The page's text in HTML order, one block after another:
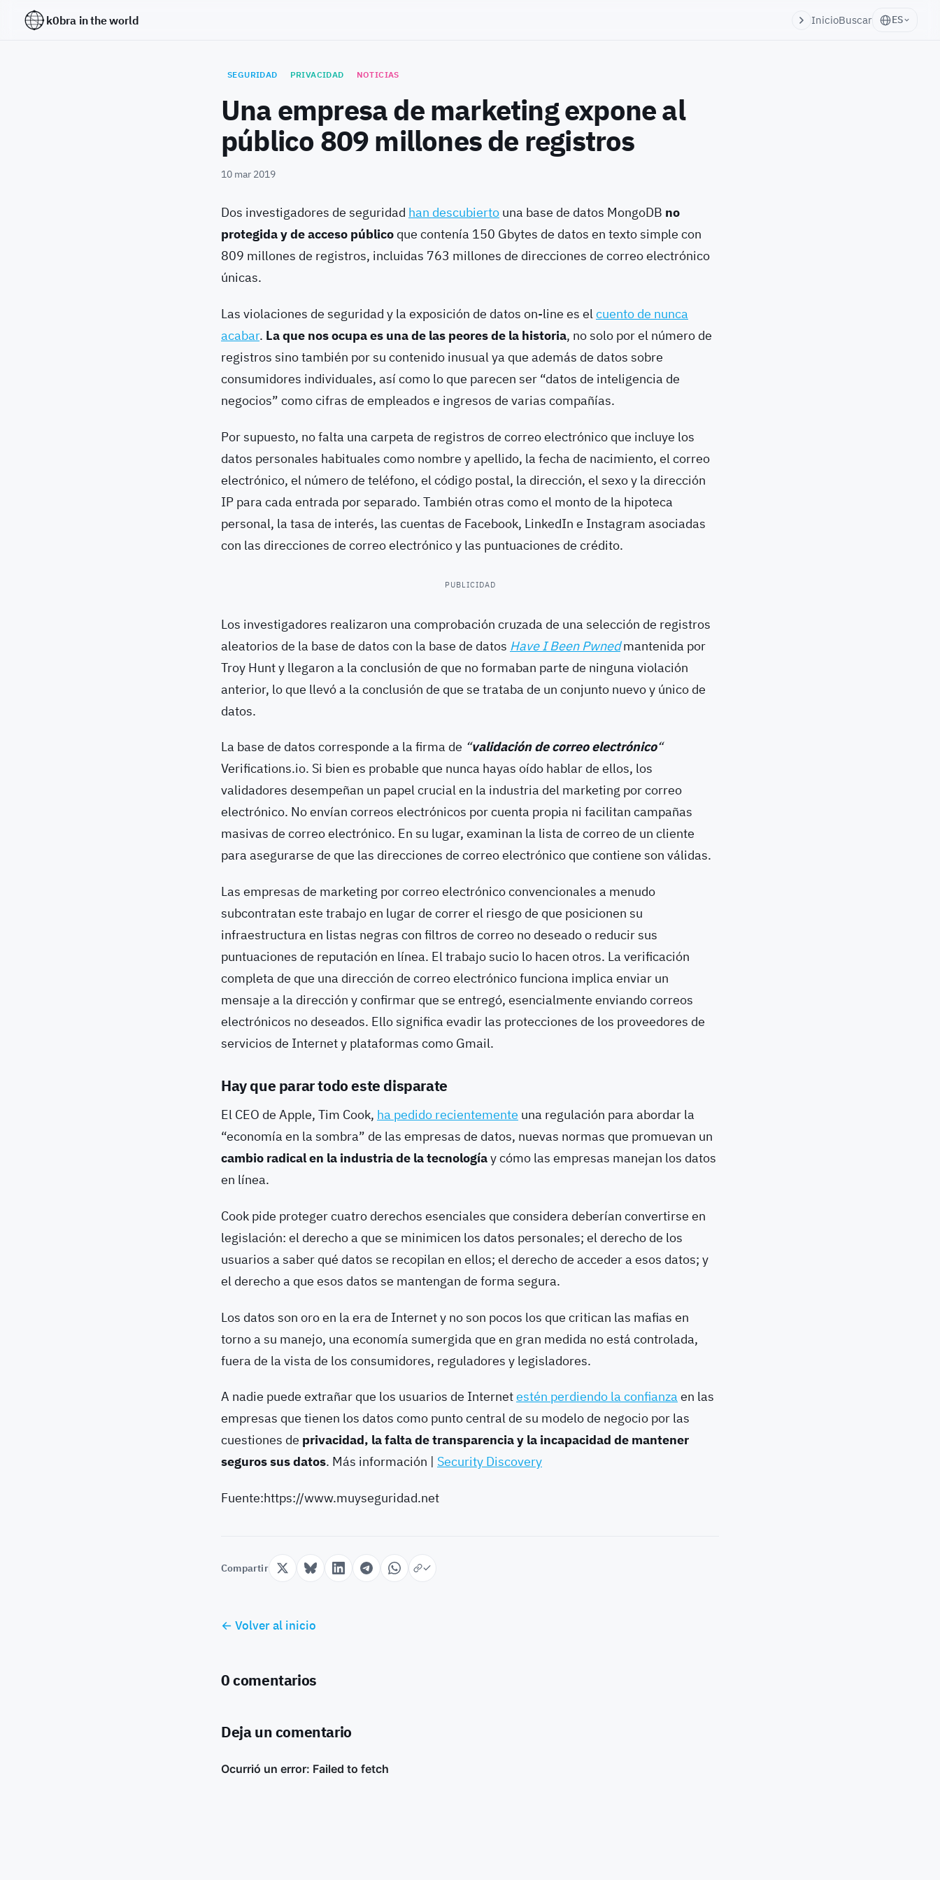
k0bra in the world InicioBuscar ES
SEGURIDAD PRIVACIDAD NOTICIAS
Una empresa de marketing expone al
público 809 millones de registros
10 mar 2019
Dos investigadores de seguridad han descubierto una base de datos MongoDB no
protegida y de acceso público que contenía 150 Gbytes de datos en texto simple con
809 millones de registros, incluidas 763 millones de direcciones de correo electrónico
únicas.
Las violaciones de seguridad y la exposición de datos on-line es elcuento de nunca
acabar. La que nos ocupa es una de las peores de la historia, no solo por el número de
registros sino también por su contenido inusual ya que además de datos sobre
consumidores individuales, así como lo que parecen ser “datos de inteligencia de
negocios” como cifras de empleados e ingresos de varias compañías.
Por supuesto, no falta una carpeta de registros de correo electrónico que incluye los
datos personales habituales como nombre y apellido, la fecha de nacimiento, el correo
electrónico, el número de teléfono, el código postal, la dirección, el sexo y la dirección
IP para cada entrada por separado. También otras como el monto de la hipoteca
personal, la tasa de interés, las cuentas de Facebook, LinkedIn e Instagram asociadas
con las direcciones de correo electrónico y las puntuaciones de crédito.
PUBLICIDAD
Los investigadores realizaron una comprobación cruzada de una selección de registros
aleatorios de la base de datos con la base de datos Have I Been Pwnedmantenida por
Troy Hunt y llegaron a la conclusión de que no formaban parte de ninguna violación
anterior, lo que llevó a la conclusión de que se trataba de un conjunto nuevo y único de
datos.
La base de datos corresponde a la firma de “validación de correo electrónico“
Verifications.io. Si bien es probable que nunca hayas oído hablar de ellos, los
validadores desempeñan un papel crucial en la industria del marketing por correo
electrónico. No envían correos electrónicos por cuenta propia ni facilitan campañas
masivas de correo electrónico. En su lugar, examinan la lista de correo de un cliente
para asegurarse de que las direcciones de correo electrónico que contiene son válidas.
Las empresas de marketing por correo electrónico convencionales a menudo
subcontratan este trabajo en lugar de correr el riesgo de que posicionen su
infraestructura en listas negras con filtros de correo no deseado o reducir sus
puntuaciones de reputación en línea. El trabajo sucio lo hacen otros. La verificación
completa de que una dirección de correo electrónico funciona implica enviar un
mensaje a la dirección y confirmar que se entregó, esencialmente enviando correos
electrónicos no deseados. Ello significa evadir las protecciones de los proveedores de
servicios de Internet y plataformas como Gmail.
Hay que parar todo este disparate
El CEO de Apple, Tim Cook, ha pedido recientemente una regulación para abordar la
“economía en la sombra” de las empresas de datos, nuevas normas que promuevan un
cambio radical en la industria de la tecnologíay cómo las empresas manejan los datos
en línea.
Cook pide proteger cuatro derechos esenciales que considera deberían convertirse en
legislación: el derecho a que se minimicen los datos personales; el derecho de los
usuarios a saber qué datos se recopilan en ellos; el derecho de acceder a esos datos; y
el derecho a que esos datos se mantengan de forma segura.
Los datos son oro en la era de Internet y no son pocos los que critican las mafias en
torno a su manejo, una economía sumergida que en gran medida no está controlada,
fuera de la vista de los consumidores, reguladores y legisladores.
A nadie puede extrañar que los usuarios de Internetestén perdiendo la confianza en las
empresas que tienen los datos como punto central de su modelo de negocio por las
cuestiones de privacidad, la falta de transparencia y la incapacidad de mantener
seguros sus datos. Más información | Security Discovery
Fuente:https://www.muyseguridad.net
Compartir
← Volver al inicio
0 comentarios
Deja un comentario